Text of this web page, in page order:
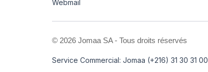
Webmail
© 2026 Jomaa SA - Tous droits réservés
Service Commercial: Jomaa (+216) 31 30 31 00